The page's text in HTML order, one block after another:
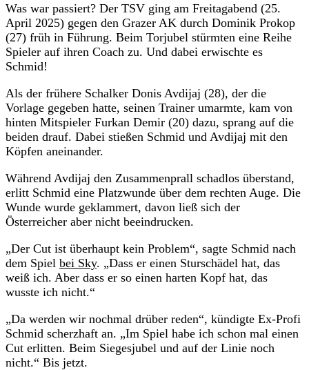
Was war passiert? Der TSV ging am Freitagabend (25.
April 2025) gegen den Grazer AK durch Dominik Prokop
(27) früh in Führung. Beim Torjubel stürmten eine Reihe
Spieler auf ihren Coach zu. Und dabei erwischte es
Schmid!
Als der frühere Schalker Donis Avdijaj (28), der die
Vorlage gegeben hatte, seinen Trainer umarmte, kam von
hinten Mitspieler Furkan Demir (20) dazu, sprang auf die
beiden drauf. Dabei stießen Schmid und Avdijaj mit den
Köpfen aneinander.
Während Avdijaj den Zusammenprall schadlos überstand,
erlitt Schmid eine Platzwunde über dem rechten Auge. Die
Wunde wurde geklammert, davon ließ sich der
Österreicher aber nicht beeindrucken.
„Der Cut ist überhaupt kein Problem“, sagte Schmid nach
dem Spiel bei Sky. „Dass er einen Sturschädel hat, das
weiß ich. Aber dass er so einen harten Kopf hat, das
wusste ich nicht.“
„Da werden wir nochmal drüber reden“, kündigte Ex-Profi
Schmid scherzhaft an. „Im Spiel habe ich schon mal einen
Cut erlitten. Beim Siegesjubel und auf der Linie noch
nicht.“ Bis jetzt.